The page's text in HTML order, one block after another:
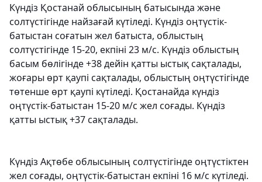
Күндіз Қостанай облысының батысында және
солтүстігінде найзағай күтіледі. Күндіз оңтүстік-
батыстан соғатын жел батыста, облыстың
солтүстігінде 15-20, екпіні 23 м/с. Күндіз облыстың
басым бөлігінде +38 дейін қатты ыстық сақталады,
жоғары өрт қаупі сақталады, облыстың оңтүстігінде
төтенше өрт қаупі күтіледі. Қостанайда күндіз
оңтүстік-батыстан 15-20 м/с жел соғады. Күндіз
қатты ыстық +37 сақталады.
Күндіз Ақтөбе облысының солтүстігінде оңтүстіктен
жел соғады, оңтүстік-батыстан екпіні 16 м/с күтіледі.